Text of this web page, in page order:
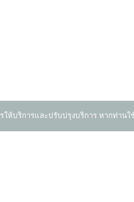
ให้บริการและปรับปรุงบริการ หากท่า